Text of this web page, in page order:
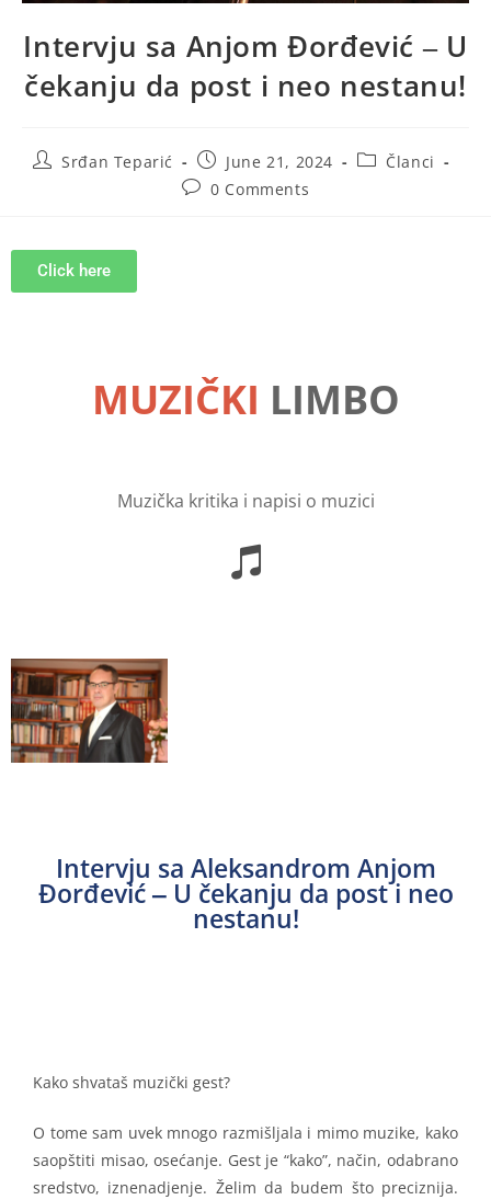
Intervju sa Anjom Đorđević ‒ U
čekanju da post i neo nestanu!
Srđan Teparić June 21, 2024
Članci
0 Comments
Click here
MUZIČKI LIMBO
Muzička kritika i napisi o muzici
Intervju sa Aleksandrom Anjom
Đorđević ‒ U čekanju da post i neo
nestanu!
Kako shvataš muzički gest?
O tome sam uvek mnogo razmišljala i mimo muzike, kako
saopštiti misao, osećanje. Gest je “kako”, način, odabrano
sredstvo, iznenadjenje. Želim da budem što preciznija.